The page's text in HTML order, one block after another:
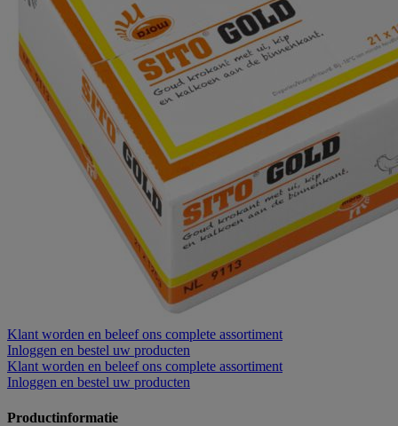
Klant worden en beleef ons complete assortiment
Inloggen en bestel uw producten
Klant worden en beleef ons complete assortiment
Inloggen en bestel uw producten
Productinformatie